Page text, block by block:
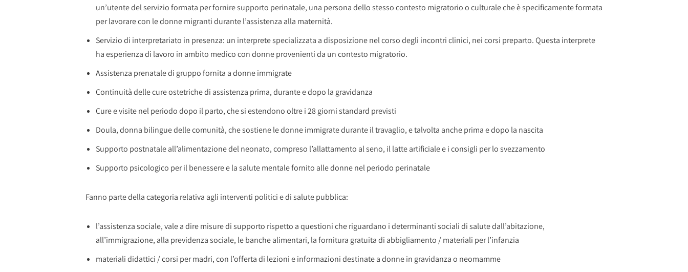
un’utente del servizio formata per fornire supporto perinatale, una persona dello stesso contesto migratorio o culturale che è specificamente formata
per lavorare con le donne migranti durante l’assistenza alla maternità.
Servizio di interpretariato in presenza: un interprete specializzata a disposizione nel corso degli incontri clinici, nei corsi preparto. Questa interprete
ha esperienza di lavoro in ambito medico con donne provenienti da un contesto migratorio.
Assistenza prenatale di gruppo fornita a donne immigrate
Continuità delle cure ostetriche di assistenza prima, durante e dopo la gravidanza
Cure e visite nel periodo dopo il parto, che si estendono oltre i 28 giorni standard previsti
Doula, donna bilingue delle comunità, che sostiene le donne immigrate durante il travaglio, e talvolta anche prima e dopo la nascita
Supporto postnatale all’alimentazione del neonato, compreso l’allattamento al seno, il latte artificiale e i consigli per lo svezzamento
Supporto psicologico per il benessere e la salute mentale fornito alle donne nel periodo perinatale
Fanno parte della categoria relativa agli interventi politici e di salute pubblica:
l’assistenza sociale, vale a dire misure di supporto rispetto a questioni che riguardano i determinanti sociali di salute dall’abitazione,
all’immigrazione, alla previdenza sociale, le banche alimentari, la fornitura gratuita di abbigliamento / materiali per l’infanzia
materiali didattici / corsi per madri, con l’offerta di lezioni e informazioni destinate a donne in gravidanza o neomamme